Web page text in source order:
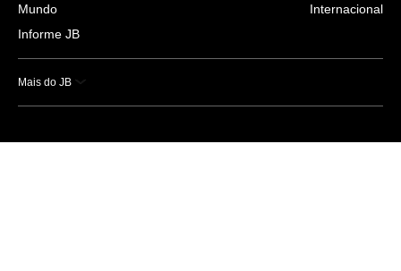
Mundo
Informe JB
Internacional
Mais do JB
Esportes